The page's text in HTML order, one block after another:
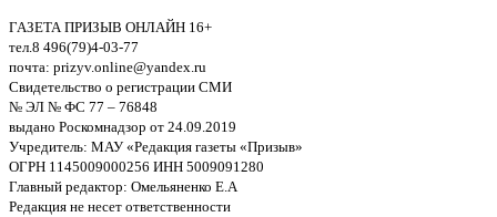
ГАЗЕТА ПРИЗЫВ ОНЛАЙН 16+
тел.8 496(79)4-03-77
почта: prizyv.online@yandex.ru
Свидетельство о регистрации СМИ
№ ЭЛ № ФС 77 – 76848
выдано Роскомнадзор от 24.09.2019
Учредитель: МАУ «Редакция газеты «Призыв»
ОГРН 1145009000256 ИНН 5009091280
Главный редактор: Омельяненко Е.А
Редакция не несет ответственности